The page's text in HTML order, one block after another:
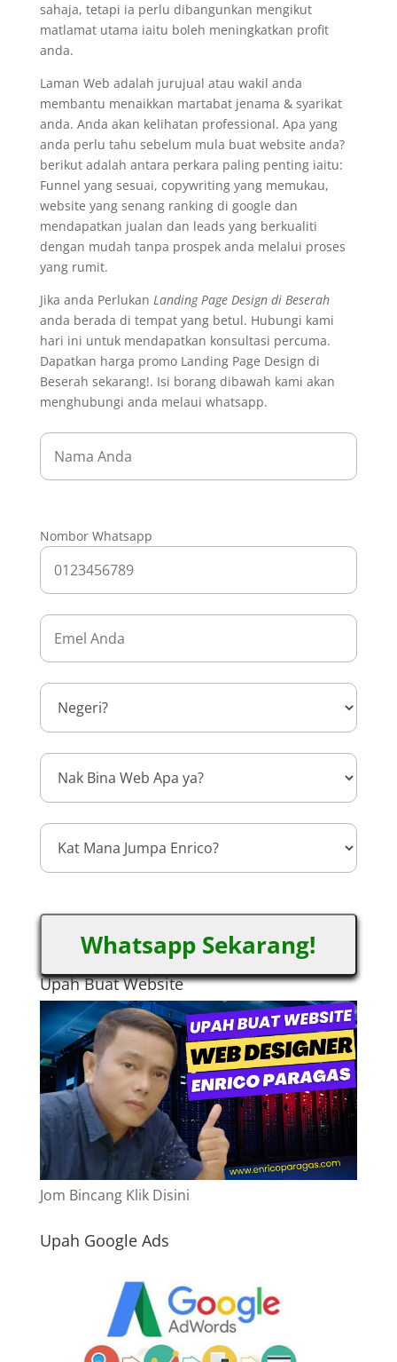
sahaja, tetapi ia perlu dibangunkan mengikut
matlamat utama iaitu boleh meningkatkan profit
anda.
Laman Web adalah jurujual atau wakil anda
membantu menaikkan martabat jenama & syarikat
anda. Anda akan kelihatan professional. Apa yang
anda perlu tahu sebelum mula buat website anda?
berikut adalah antara perkara paling penting iaitu:
Funnel yang sesuai, copywriting yang memukau,
website yang senang ranking di google dan
mendapatkan jualan dan leads yang berkualiti
dengan mudah tanpa prospek anda melalui proses
yang rumit.
Jika anda Perlukan Landing Page Design di Beserah
anda berada di tempat yang betul. Hubungi kami
hari ini untuk mendapatkan konsultasi percuma.
Dapatkan harga promo Landing Page Design di
Beserah sekarang!. Isi borang dibawah kami akan
menghubungi anda melaui whatsapp.
Nombor Whatsapp
Whatsapp Sekarang!
Upah Buat Website
Jom Bincang Klik Disini
Upah Google Ads